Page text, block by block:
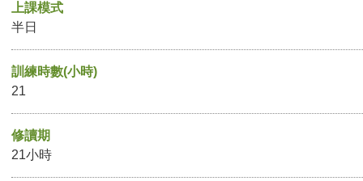
上課模式
半日
訓練時數(小時)
21
修讀期
21小時